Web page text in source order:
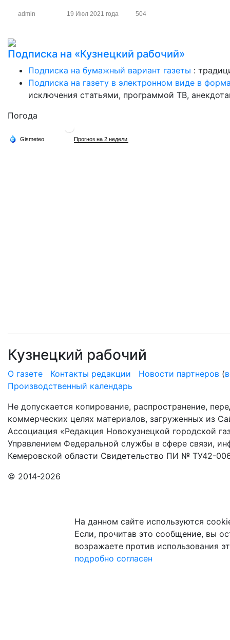
admin 19 Июл 2021 года 504
Подписка на «Кузнецкий рабочий»
Подписка на бумажный вариант газеты :
Подписка на газету в электронном виде в
исключения статьями, программой ТВ,
Погода
Кузнецкий рабочий
О газете Контакты редакции Новости партнеров (
Производственный календарь
Не допускается копирование, распространение,
коммерческих целях материалов, загруженных из
Ассоциация «Редакция Новокузнецкой городской
Управлением Федеральной службы в сфере связи,
Кемеровской области Свидетельство ПИ № ТУ42-
© 2014-2026
На данном сайте используются
Если, прочитав это сообщение, вы
возражаете против использования
подробно согласен